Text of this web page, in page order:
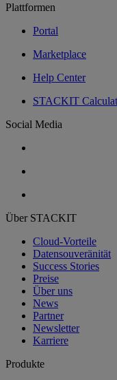
Plattformen
Portal
Marketplace
Help Center
STACKIT
Social Media
Über STACKIT
Cloud-Vorteile
Datensouveränität
Success Stories
Preise
Über uns
News
Partner
Newsletter
Karriere
Produkte